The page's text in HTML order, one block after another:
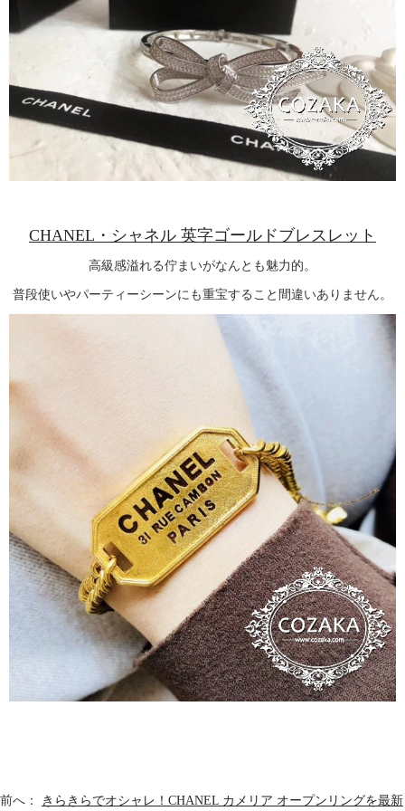
CHANEL・シャネル 英字ゴールドブレスレット
高級感溢れる佇まいがなんとも魅力的。
普段使いやパーティーシーンにも重宝すること間違いありません。
前へ： きらきらでオシャレ！CHANEL カメリア オープンリングを最新